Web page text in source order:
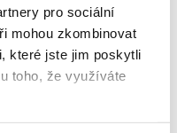
pro sociální
mohou zkombinovat
které jste jim poskytli
toho, že využíváte